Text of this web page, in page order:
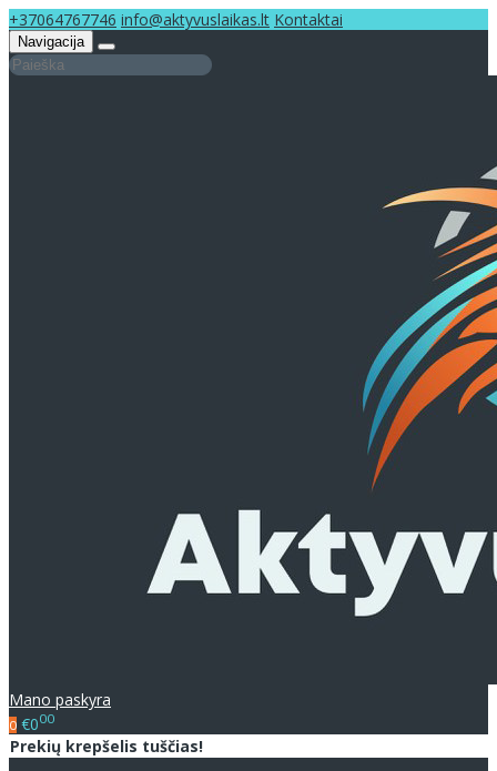
+37064767746 info@aktyvuslaikas.lt Kontaktai
Navigacija
Mano paskyra
0 €000
Prekių krepšelis tuščias!